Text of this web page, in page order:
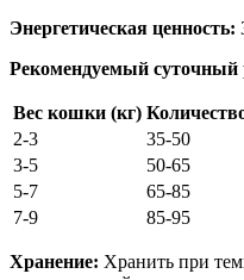
Энергетическая ценность:
Рекомендуемый суточный
Вес кошки (кг)
2-3
35-50
3-5
50-65
5-7
65-85
7-9
85-95
Хранение: Хранить при